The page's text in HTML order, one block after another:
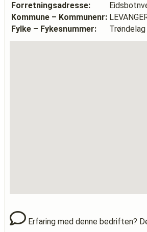
Forretningsadresse:
Kommune – Kommunenr:
Fylke – Fykesnummer:
Erfaring med denne bedriften?